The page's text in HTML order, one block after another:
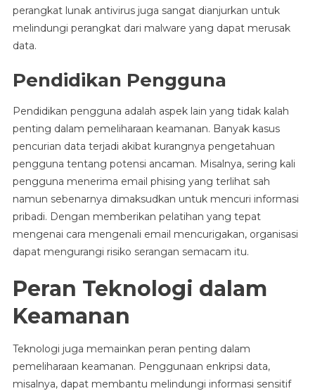
perangkat lunak antivirus juga sangat dianjurkan untuk
melindungi perangkat dari malware yang dapat merusak
data.
Pendidikan Pengguna
Pendidikan pengguna adalah aspek lain yang tidak kalah
penting dalam pemeliharaan keamanan. Banyak kasus
pencurian data terjadi akibat kurangnya pengetahuan
pengguna tentang potensi ancaman. Misalnya, sering kali
pengguna menerima email phising yang terlihat sah
namun sebenarnya dimaksudkan untuk mencuri informasi
pribadi. Dengan memberikan pelatihan yang tepat
mengenai cara mengenali email mencurigakan, organisasi
dapat mengurangi risiko serangan semacam itu.
Peran Teknologi dalam
Keamanan
Teknologi juga memainkan peran penting dalam
pemeliharaan keamanan. Penggunaan enkripsi data,
misalnya, dapat membantu melindungi informasi sensitif